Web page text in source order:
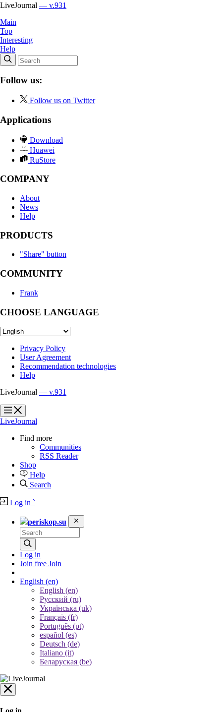
LiveJournal — v.931
Main
Top
Interesting
Help
Follow us:
Follow us on Twitter
Applications
Download
Huawei
RuStore
COMPANY
About
News
Help
PRODUCTS
"Share" button
COMMUNITY
Frank
CHOOSE LANGUAGE
Privacy Policy
User Agreement
Recommendation technologies
Help
LiveJournal — v.931
?
?
LiveJournal
Find more
Communities
RSS Reader
Shop
Help
Search
Log in `
periskop.su
Log in
Join free Join
English (en)
English (en)
Русский (ru)
Українська (uk)
Français (fr)
Português (pt)
español (es)
Deutsch (de)
Italiano (it)
Беларуская (be)